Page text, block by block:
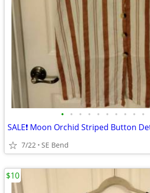
• • • • • • • • • •
SALE❗ Moon Orchid Striped Button
7/22 SE Bend
$10